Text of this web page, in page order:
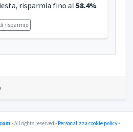
risparmia fino al 58.4%
risparmio
-All rights reserved - Personalizza cookie policy-